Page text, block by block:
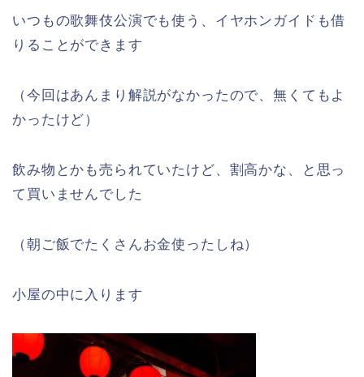
いつもの歌舞伎公演でも使う、イヤホンガイドも借
りることができます
（今回はあんまり解説がなかったので、無くてもよ
かったけど）
飲み物とかも売られていたけど、割高かな、と思っ
て買いませんでした
（朝ご飯でたくさんお金使ったしね）
小屋の中に入ります